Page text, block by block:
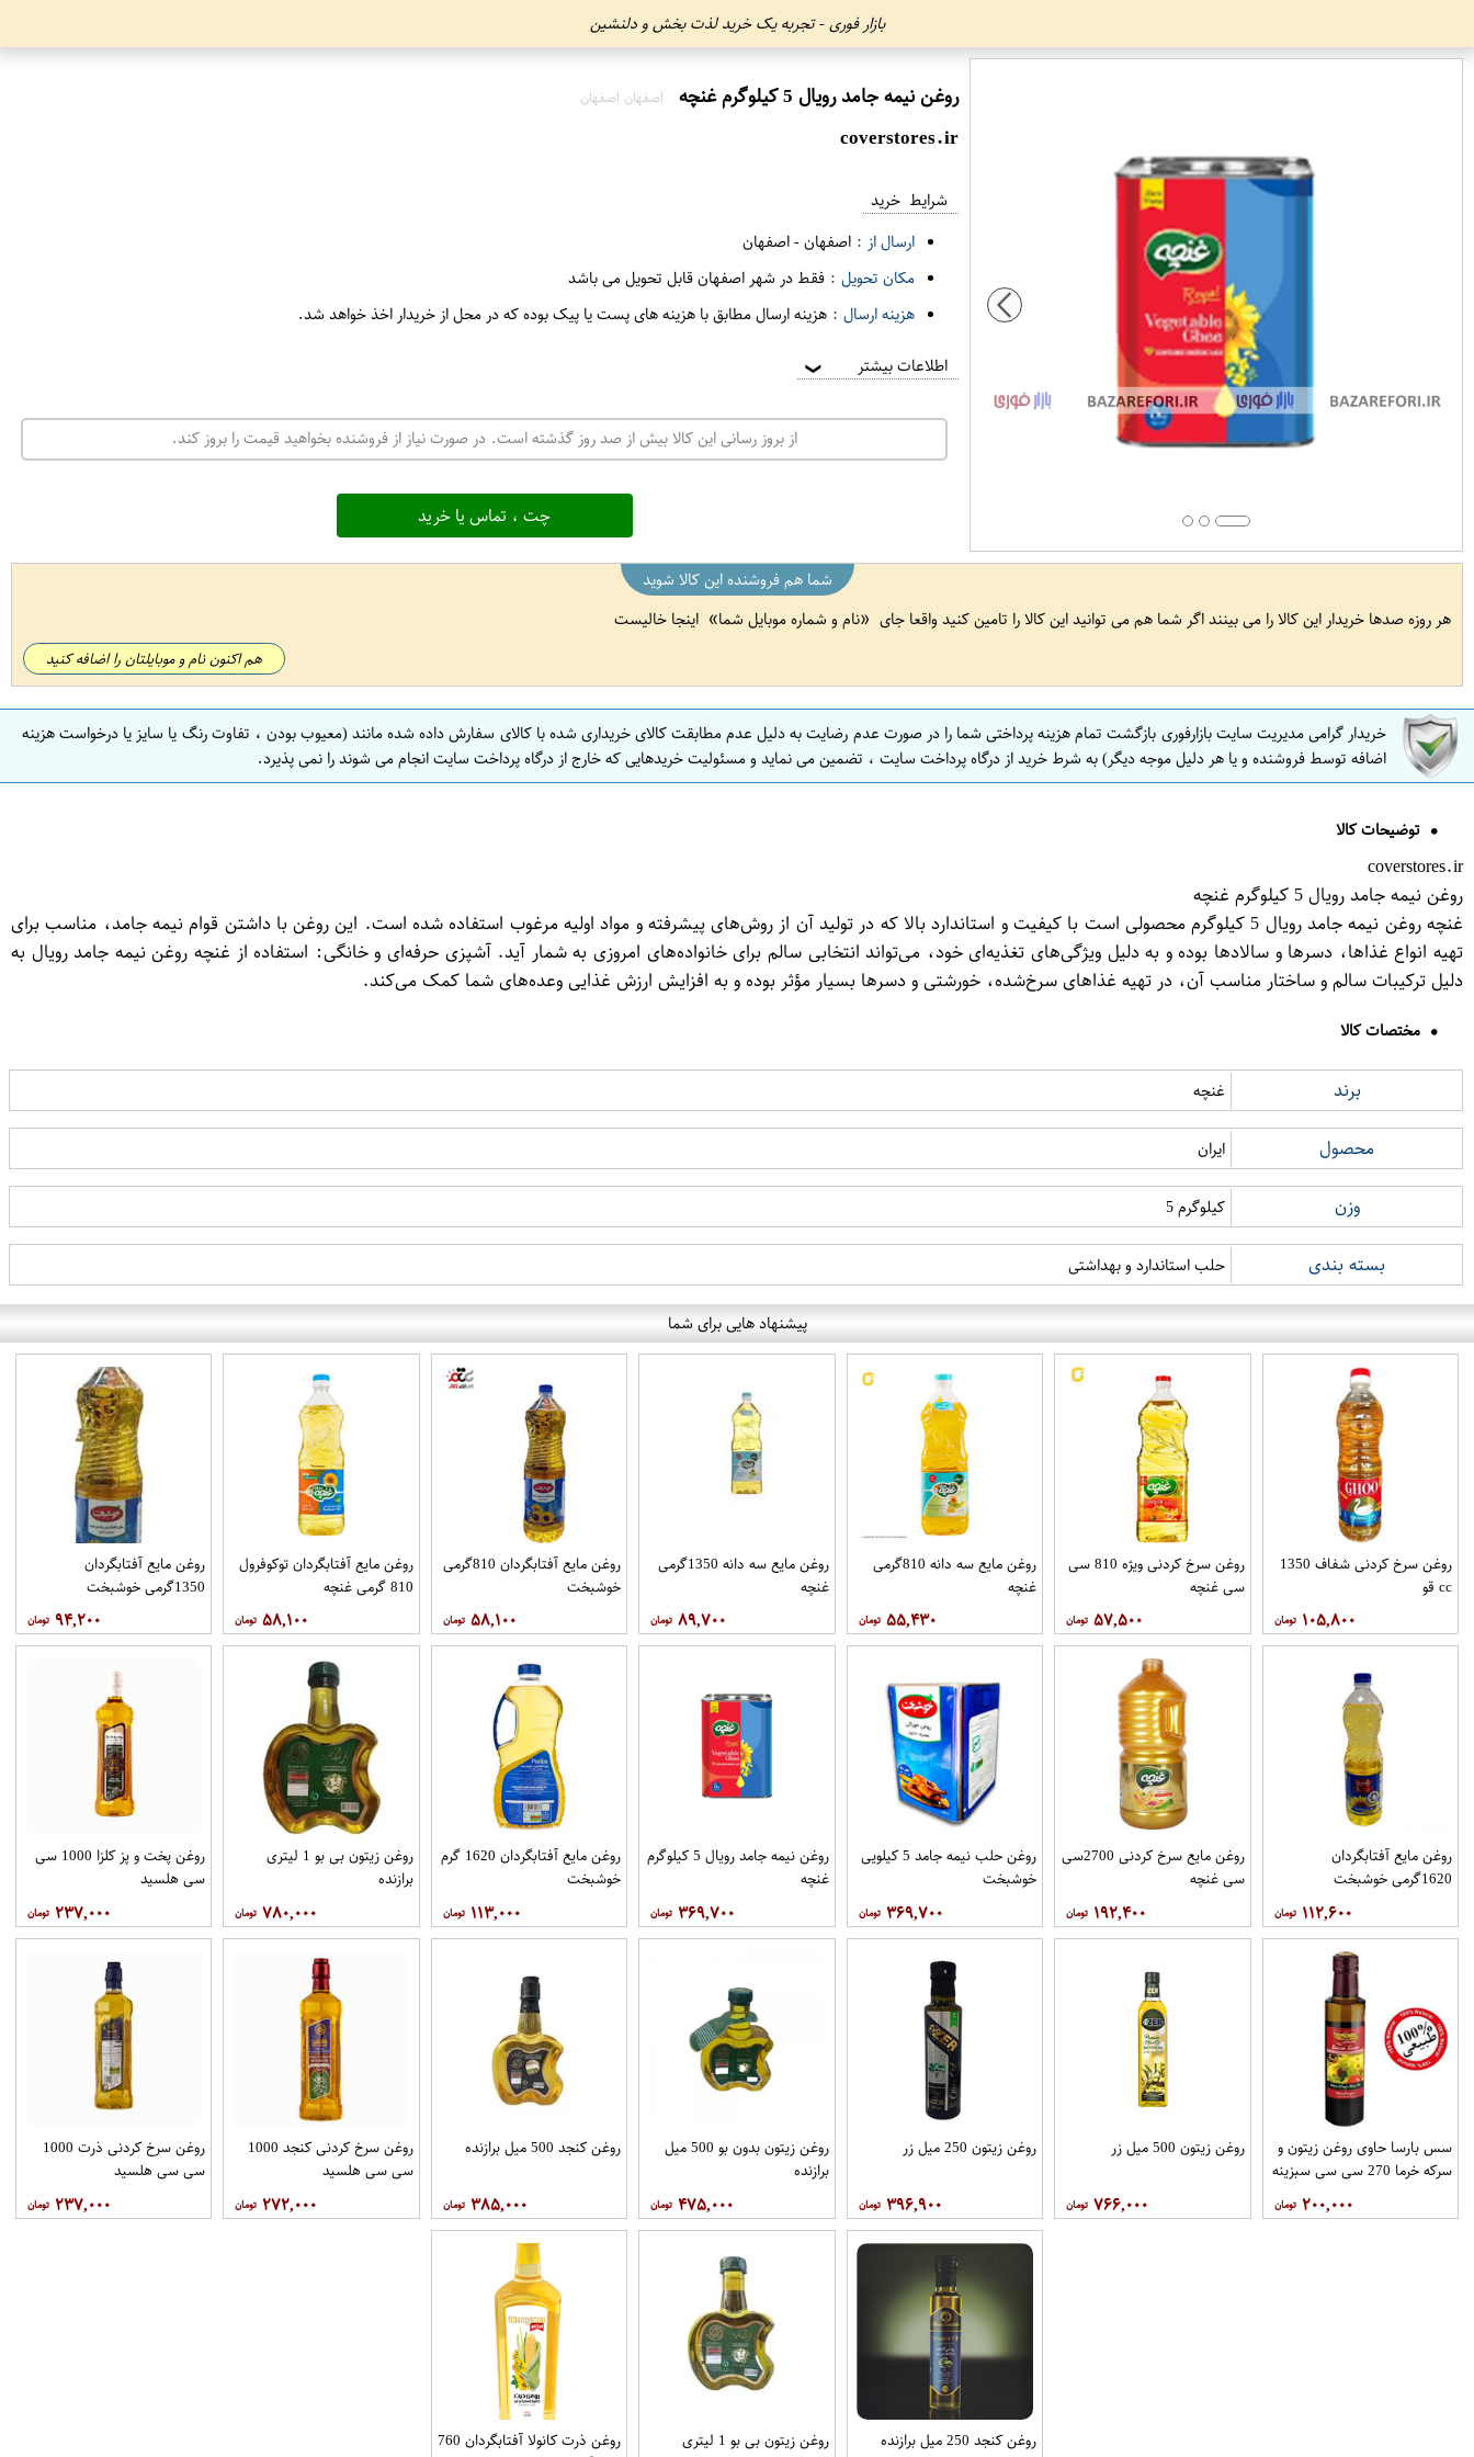
بازار فوری - تجربه یک خرید لذت بخش و دلنشین
روغن نیمه جامد رویال 5 کيلوگرم غنچه اصفهان اصفهان
coverstores.ir
شرایط خرید
ارسال از : اصفهان-اصفهان
مکان تحویل : فقط در شهر اصفهان قابل تحویل می باشد
هزینه ارسال : هزینه ارسال مطابق با هزینه های پست یا پیک بوده که در محل از خریدار اخذ خواهد شد.
اطلاعات بیشتر ❯
از بروز رسانی این کالا بیش از صد روز گذشته است. در صورت نیاز از فروشنده بخواهید قیمت را بروز کند.
چت ، تماس یا خرید
شما هم فروشنده این کالا شوید
هر روزه صدها خریدار این کالا را می بینند اگر شما هم می توانید این کالا را تامین کنید واقعا جای
نام و شماره موبایل شما اینجا خالیست
هم اکنون نام و موبایلتان را اضافه کنید
خریدار گرامی مدیریت سایت بازارفوری بازگشت تمام هزینه پرداختی شما را در صورت عدم رضایت به دلیل عدم مطابقت کالای خریداری شده با کالای سفارش داده شده مانند (معیوب بودن ، تفاوت رنگ یا سایز یا درخواست هزینه
اضافه توسط فروشنده و یا هر دلیل موجه دیگر) به شرط خرید از درگاه پرداخت سایت ، تضمین می نماید و مسئولیت خریدهایی که خارج از درگاه پرداخت سایت انجام می شوند را نمی پذیرد.
توضیحات کالا
coverstores.ir
روغن نیمه جامد رویال 5 کیلوگرم غنچه
غنچه روغن نیمه جامد رویال 5 کیلوگرم محصولی است با کیفیت و استاندارد بالا که در تولید آن از روش‌های پیشرفته و مواد اولیه مرغوب استفاده شده است. این روغن با داشتن قوام نیمه جامد، مناسب برای
تهیه انواع غذاها، دسرها و سالادها بوده و به دلیل ویژگی‌های تغذیه‌ای خود، می‌تواند انتخابی سالم برای خانواده‌های امروزی به شمار آید. آشپزی حرفه‌ای و خانگی: استفاده از غنچه روغن نیمه جامد رویال به
دلیل ترکیبات سالم و ساختار مناسب آن، در تهیه غذاهای سرخ‌شده، خورشتی و دسرها بسیار مؤثر بوده و به افزایش ارزش غذایی وعده‌های شما کمک می‌کند.
مختصات کالا
برند غنچه
محصول ایران
وزن کیلوگرم 5
بسته بندی حلب استاندارد و بهداشتی
پیشنهاد هایی برای شما
روغن سرخ کردنی شفاف 1350
cc قو
۱۰۵,۸۰۰
روغن سرخ کردنی ویژه 810 سی
سی غنچه
۵۷,۵۰۰
روغن مايع سه دانه 810گرمی
غنچه
۵۵,۴۳۰
روغن مايع سه دانه 1350گرمی
غنچه
۸۹,۷۰۰
روغن مايع آفتابگردان 810گرمی
خوشبخت
۵۸,۱۰۰
روغن مايع آفتابگردان توکوفرول
810 گرمی غنچه
۵۸,۱۰۰
روغن مايع آفتابگردان
1350گرمی خوشبخت
۹۴,۲۰۰
روغن مايع آفتابگردان
1620گرمی خوشبخت
۱۱۲,۶۰۰
روغن مایع سرخ کردنی 2700سی
سی غنچه
۱۹۲,۴۰۰
روغن حلب نیمه جامد 5 کیلویی
خوشبخت
۳۶۹,۷۰۰
روغن نیمه جامد رویال 5 کيلوگرم
غنچه
۳۶۹,۷۰۰
روغن مایع آفتابگردان 1620 گرم
خوشبخت
۱۱۳,۰۰۰
روغن زیتون بی بو 1 لیتری
برازنده
۷۸۰,۰۰۰
روغن پخت و پز کلزا 1000 سی
سی هلسید
۲۳۷,۰۰۰
سس بارسا حاوی روغن زیتون و
سرکه خرما 270 سی سی سبزینه
۲۰۰,۰۰۰
روغن زیتون 500 میل زر
۷۶۶,۰۰۰
روغن زیتون 250 میل زر
۳۹۶,۹۰۰
روغن زیتون بدون بو 500 میل
برازنده
۴۷۵,۰۰۰
روغن کنجد 500 میل برازنده
۳۸۵,۰۰۰
روغن سرخ کردنی کنجد 1000
سی سی هلسید
۲۷۲,۰۰۰
روغن سرخ کردنی ذرت 1000
سی سی هلسید
۲۳۷,۰۰۰
روغن کنجد 250 میل برازنده
روغن زیتون بی بو 1 لیتری
روغن ذرت کانولا آفتابگردان 760